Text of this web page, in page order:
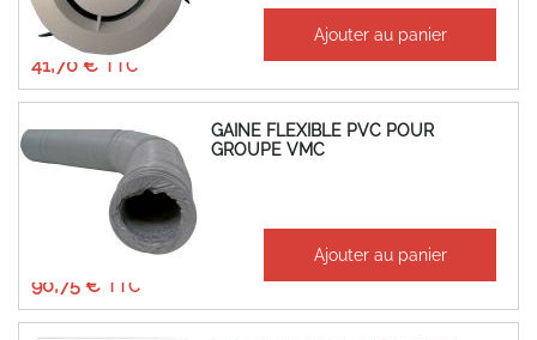
À partir de
41,70 €
34,75 € Ajouter au panier
GAINE FLEXIBLE PVC POUR
GROUPE VMC
90,75 €
Ajouter au panier